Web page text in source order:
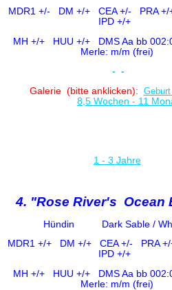
MDR1 +/-
DM +/+ CEA +/-
PRA
IPD +/+
MH +/+ HUU +/+
DMS Aa bb
Merle: m/m (frei)
- -
Galerie (bitte anklicken):
8,5 Wochen - 11
1 - 3 Jahre
4. "Rose River's Ocean
Hündin Dark Sable /
MDR1 +/+
DM +/+ CEA +/-
PRA
IPD +/+
MH +/+ HUU +/+
DMS Aa bb
Merle: m/m (frei)